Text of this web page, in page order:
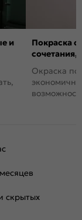
и
Покраска
сочетания,
Окраска
скрытых